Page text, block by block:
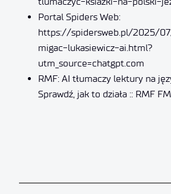
Portal Spiders Web:
https://spidersweb.pl/2025/
migac-lukasiewicz-ai.html?
utm_source=chatgpt.com
RMF: AI tłumaczy lektury na
Sprawdź, jak to działa :: RMF FM